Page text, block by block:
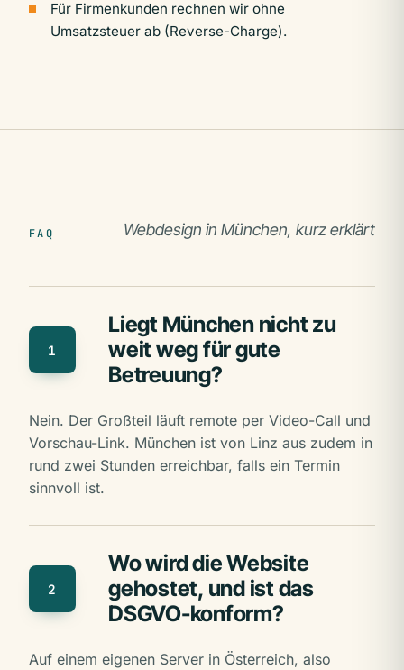
Für Firmenkunden rechnen wir ohne
Umsatzsteuer ab (Reverse-Charge).
FAQ Webdesign in München, kurz erklärt
1
Liegt München nicht zu
weit weg für gute
Betreuung?
Nein. Der Großteil läuft remote per Video-Call und
Vorschau-Link. München ist von Linz aus zudem in
rund zwei Stunden erreichbar, falls ein Termin
sinnvoll ist.
2
Wo wird die Website
gehostet, und ist das
DSGVO-konform?
Auf einem eigenen Server in Österreich, also